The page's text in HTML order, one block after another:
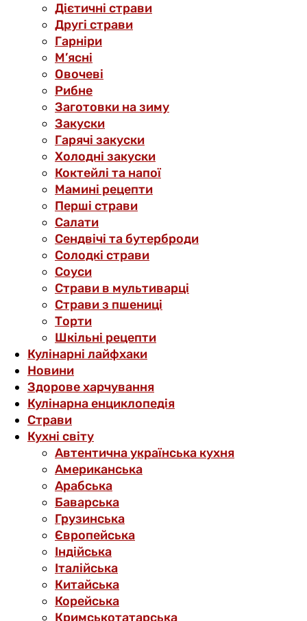
Дієтичні страви
Другі страви
Гарніри
М’ясні
Овочеві
Рибне
Заготовки на зиму
Закуски
Гарячі закуски
Холодні закуски
Коктейлі та напої
Мамині рецепти
Перші страви
Салати
Сендвічі та бутерброди
Солодкі страви
Соуси
Страви в мультиварці
Страви з пшениці
Торти
Шкільні рецепти
Кулінарні лайфхаки
Новини
Здорове харчування
Кулінарна енциклопедія
Страви
Кухні світу
Автентична українська кухня
Американська
Арабська
Баварська
Грузинська
Європейська
Індійська
Італійська
Китайська
Корейська
Кримськотатарська